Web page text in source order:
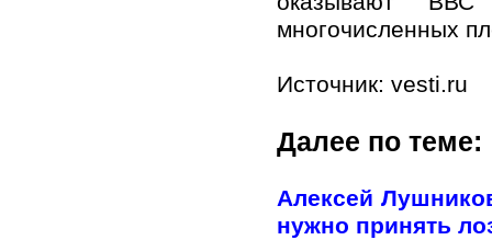
многочисленных
Источник: vesti.ru
Далее по теме:
Алексей
нужно принять